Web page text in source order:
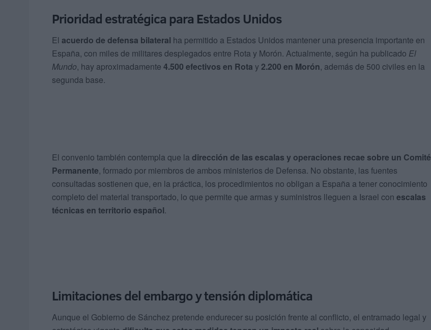
Prioridad estratégica para Estados Unidos
El acuerdo de defensa bilateral ha permitido a Estados Unidos mantener una presencia importante en
España, con miles de militares desplegados entre Rota y Morón. Actualmente, según ha publicado El
Mundo, hay aproximadamente 4.500 efectivos en Rota y2.200 en Morón, además de 500 civiles en la
segunda base.
El convenio también contempla que la dirección de las escalas y operaciones recae sobre un Comité
Permanente, formado por miembros de ambos ministerios de Defensa. No obstante, las fuentes
consultadas sostienen que, en la práctica, los procedimientos no obligan a España a tener conocimiento
completo del material transportado, lo que permite que armas y suministros lleguen a Israel con escalas
técnicas en territorio español.
Limitaciones del embargo y tensión diplomática
Aunque el Gobierno de Sánchez pretende endurecer su posición frente al conflicto, el entramado legal y